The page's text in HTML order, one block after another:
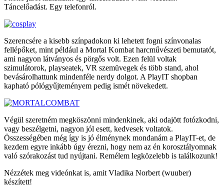
Táncelőadást. Egy telefonról.
Szerencsére a kisebb színpadokon ki lehetett fogni színvonalas
fellépőket, mint például a Mortal Kombat harcművészeti bemutatót,
ami nagyon látványos és pörgős volt. Ezen felül voltak
szimulátorok, playseatek, VR szemüvegek és több stand, ahol
bevásárolhattunk mindenféle nerdy dolgot. A PlayIT shopban
kapható pólógyűjteményem pedig ismét növekedett.
Végül szeretném megköszönni mindenkinek, aki odajött fotózkodni,
vagy beszélgetni, nagyon jól esett, kedvesek voltatok.
Összességében még így is jó élménynek mondanám a PlayIT-et, de
kezdem egyre inkább úgy érezni, hogy nem az én korosztályomnak
való szórakozást tud nyújtani. Remélem legközelebb is találkozunk!
Nézzétek meg videónkat is, amit Vladika Norbert (wuuber)
készített!